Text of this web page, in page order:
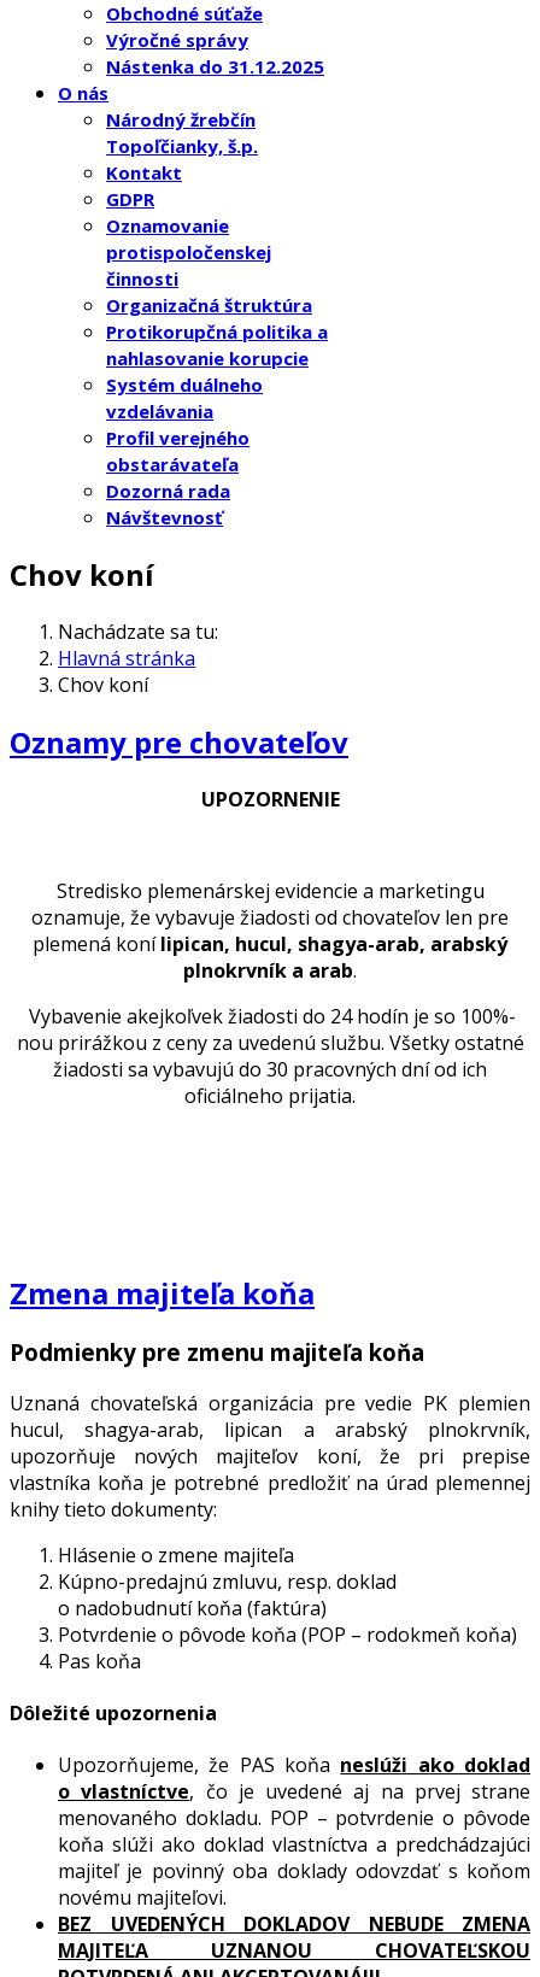
Obchodné súťaže
Výročné správy
Nástenka do 31.12.2025
O nás
Národný žrebčín
Topoľčianky, š.p.
Kontakt
GDPR
Oznamovanie
protispoločenskej
činnosti
Organizačná štruktúra
Protikorupčná politika a
nahlasovanie korupcie
Systém duálneho
vzdelávania
Profil verejného
obstarávateľa
Dozorná rada
Návštevnosť
Chov koní
Nachádzate sa tu:
Hlavná stránka
Chov koní
Oznamy pre chovateľov
UPOZORNENIE
Stredisko plemenárskej evidencie a marketingu
oznamuje, že vybavuje žiadosti od chovateľov len pre
plemená konílipican, hucul, shagya-arab, arabský
plnokrvník a arab.
Vybavenie akejkoľvek žiadosti do 24 hodín je so 100%-
nou prirážkou z ceny za uvedenú službu. Všetky ostatné
žiadosti sa vybavujú do 30 pracovných dní od ich
oficiálneho prijatia.
Zmena majiteľa koňa
Podmienky pre zmenu majiteľa koňa
Uznaná chovateľská organizácia pre vedie PK plemien
hucul, shagya-arab, lipican a arabský plnokrvník,
upozorňuje nových majiteľov koní, že pri prepise
vlastníka koňa je potrebné predložiť na úrad plemennej
knihy tieto dokumenty:
Hlásenie o zmene majiteľa
Kúpno-predajnú zmluvu, resp. doklad
o nadobudnutí koňa (faktúra)
Potvrdenie o pôvode koňa (POP – rodokmeň koňa)
Pas koňa
Dôležité upozornenia
Upozorňujeme, že PAS koňa neslúži ako doklad
o vlastníctve, čo je uvedené aj na prvej strane
menovaného dokladu. POP – potvrdenie o pôvode
koňa slúži ako doklad vlastníctva a predchádzajúci
majiteľ je povinný oba doklady odovzdať s koňom
novému majiteľovi.
BEZ UVEDENÝCH DOKLADOV NEBUDE ZMENA
MAJITEĽA UZNANOU CHOVATEĽSKOU